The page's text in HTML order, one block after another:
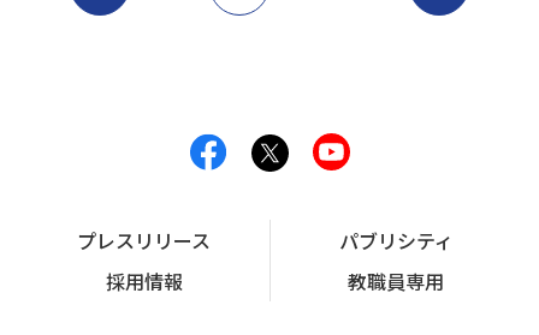
プレスリリース
パブリシティ
採用情報
教職員専用